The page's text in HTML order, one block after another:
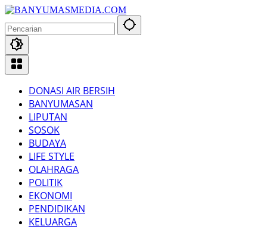
Langsung
konten
DONASI AIR BERSIH
BANYUMASAN
LIPUTAN
SOSOK
BUDAYA
LIFE STYLE
OLAHRAGA
POLITIK
EKONOMI
PENDIDIKAN
KELUARGA